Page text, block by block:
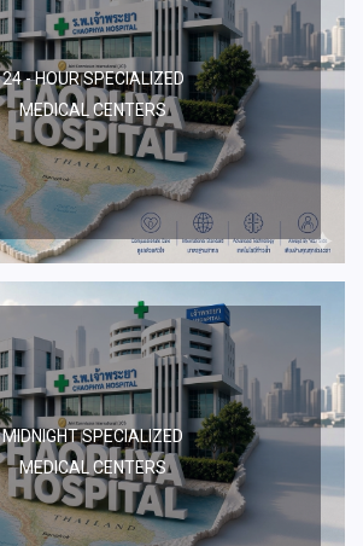
24 - HOUR SPECIALIZED
MEDICAL CENTERS
MIDNIGHT SPECIALIZED
MEDICAL CENTERS